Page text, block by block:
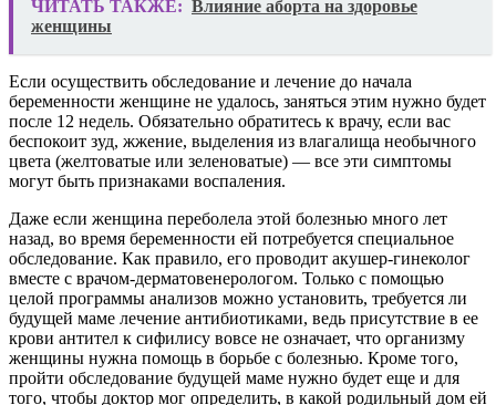
ЧИТАТЬ ТАКЖЕ: Влияние аборта на здоровье
женщины
Если осуществить обследование и лечение до начала
беременности женщине не удалось, заняться этим нужно будет
после 12 недель. Обязательно обратитесь к врачу, если вас
беспокоит зуд, жжение, выделения из влагалища необычного
цвета (желтоватые или зеленоватые) — все эти симптомы
могут быть признаками воспаления.
Даже если женщина переболела этой болезнью много лет
назад, во время беременности ей потребуется специальное
обследование. Как правило, его проводит акушер-гинеколог
вместе с врачом-дерматовенерологом. Только с помощью
целой программы анализов можно установить, требуется ли
будущей маме лечение антибиотиками, ведь присутствие в ее
крови антител к сифилису вовсе не означает, что организму
женщины нужна помощь в борьбе с болезнью. Кроме того,
пройти обследование будущей маме нужно будет еще и для
того, чтобы доктор мог определить, в какой родильный дом ей